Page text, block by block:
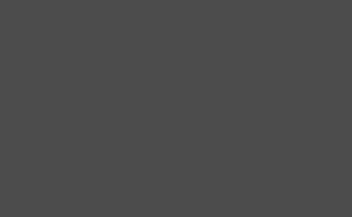
моделях ТЭН включается, когда котел выключен.
скачков напряжения.
модели NTR/HP или NTRR/SOL. Для большего дома